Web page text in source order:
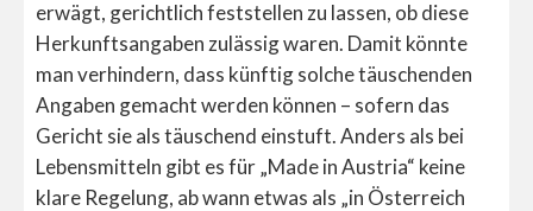
erwägt, gerichtlich feststellen zu lassen, ob diese
Herkunftsangaben zulässig waren. Damit könnte
man verhindern, dass künftig solche täuschenden
Angaben gemacht werden können – sofern das
Gericht sie als täuschend einstuft. Anders als bei
Lebensmitteln gibt es für „Made in Austria“ keine
klare Regelung, ab wann etwas als „in Österreich